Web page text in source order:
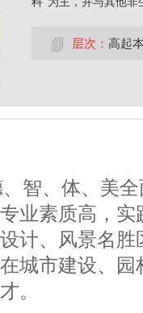
层次： 高起
智、体、美
业素质高，
计、风景名
城市建设、
。